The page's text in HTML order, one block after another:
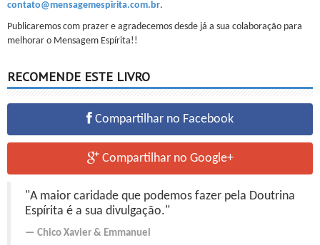
contato@mensagemespirita.com.br.
Publicaremos com prazer e agradecemos desde já a sua colaboração para
melhorar o Mensagem Espírita!!
RECOMENDE ESTE LIVRO
Compartilhar no Facebook
Compartilhar no Google+
"A maior caridade que podemos fazer pela Doutrina
Espírita é a sua divulgação."
Chico Xavier & Emmanuel